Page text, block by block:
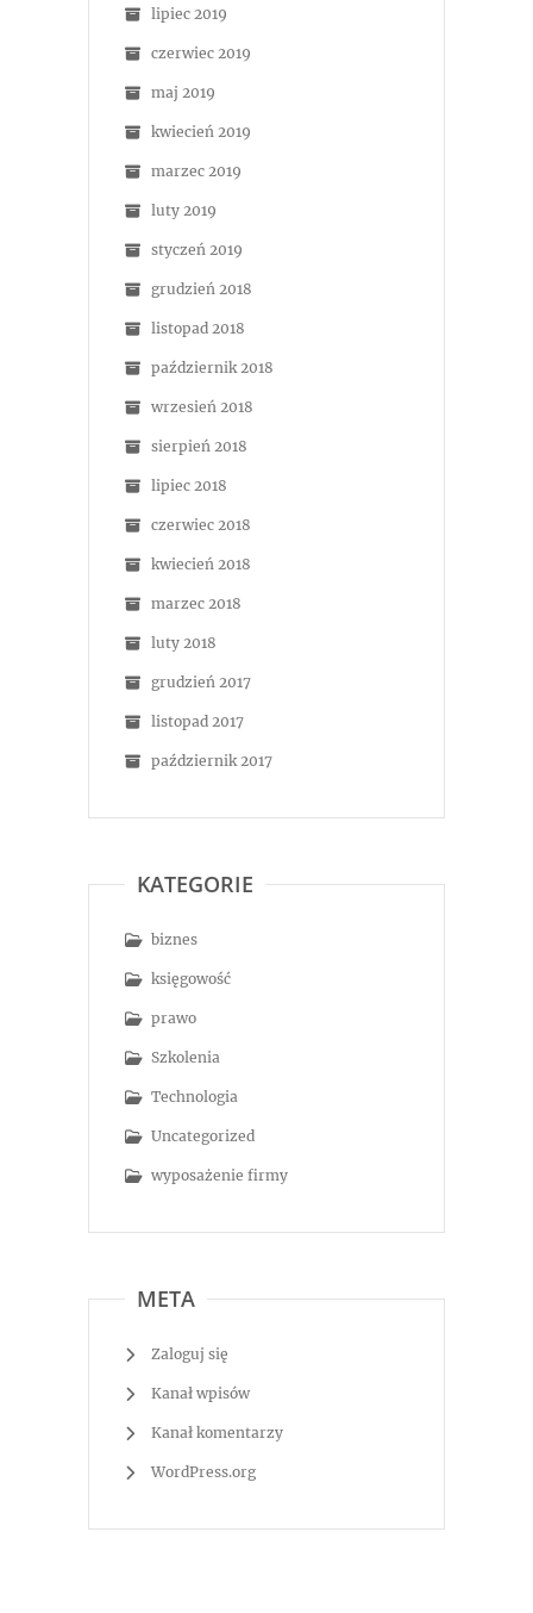
lipiec 2019
czerwiec 2019
maj 2019
kwiecień 2019
marzec 2019
luty 2019
styczeń 2019
grudzień 2018
listopad 2018
październik 2018
wrzesień 2018
sierpień 2018
lipiec 2018
czerwiec 2018
kwiecień 2018
marzec 2018
luty 2018
grudzień 2017
listopad 2017
październik 2017
KATEGORIE
biznes
księgowość
prawo
Szkolenia
Technologia
Uncategorized
wyposażenie firmy
META
Zaloguj się
Kanał wpisów
Kanał komentarzy
WordPress.org